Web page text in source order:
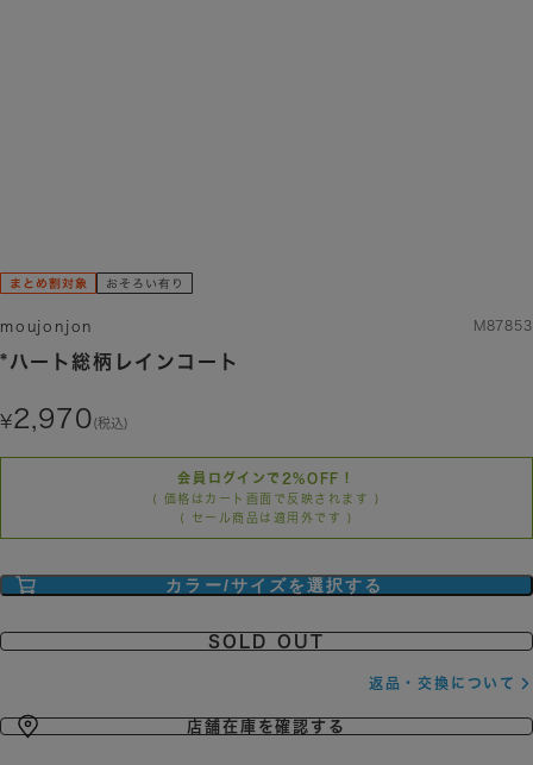
moujonjon M87853
*ハート総柄レインコート
2,970(税込)
会員ログインで2%OFF！
( 価格はカート画面で反映されます )
( セール商品は適用外です )
カラー/サイズを選択する
SOLD OUT
返品・交換について
店舗在庫を確認する